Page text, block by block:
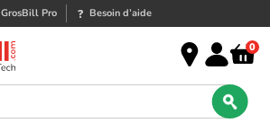
GrosBill Pro Besoin d’aide
0